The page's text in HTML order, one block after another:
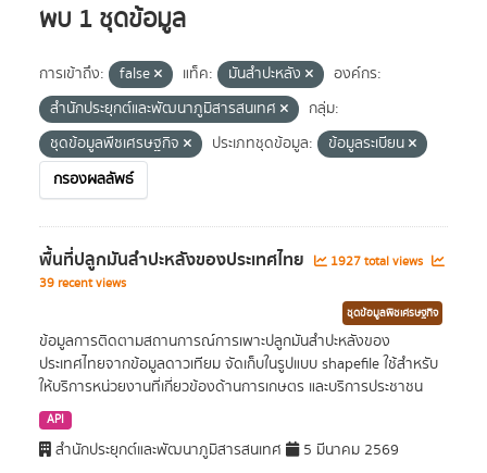
พบ 1 ชุดข้อมูล
การเข้าถึง: false แท็ค: มันสำปะหลัง
องค์กร:
สำนักประยุกต์และพัฒนาภูมิสารสนเทศ
กลุ่ม:
ชุดข้อมูลพืชเศรษฐกิจ
ประเภทชุดข้อมูล:
ข้อมูลระเบียน
กรองผลลัพธ์
พื้นที่ปลูกมันสำปะหลังของประเทศไทย
1927 total views
39 recent views
ชุดข้อมูลพืชเศรษฐกิจ
ข้อมูลการติดตามสถานการณ์การเพาะปลูกมันสำปะหลังของ
ประเทศไทยจากข้อมูลดาวเทียม จัดเก็บในรูปแบบ shapefile ใช้สำหรับ
ให้บริการหน่วยงานที่เกี่ยวข้องด้านการเกษตร และบริการประชาชน
API
สำนักประยุกต์และพัฒนาภูมิสารสนเทศ 5 มีนาคม 2569